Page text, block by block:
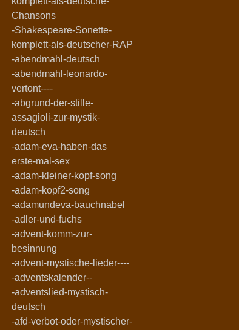
Chansons
-Shakespeare-Sonette-
komplett-als-deutscher-RAP
-abendmahl-deutsch
-abendmahl-leonardo-
vertont----
-abgrund-der-stille-
assagioli-zur-mystik-
deutsch
-adam-eva-haben-das
erste-mal-sex
-adam-kleiner-kopf-song
-adam-kopf2-song
-adamundeva-bauchnabel
-adler-und-fuchs
-advent-komm-zur-
besinnung
-advent-mystische-lieder----
-adventskalender--
-adventslied-mystisch-
deutsch
-afd-verbot-oder-mystischer-